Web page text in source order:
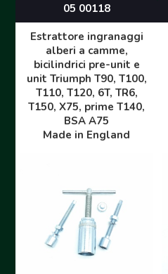
05 00118
Estrattore ingranaggi
alberi a camme,
bicilindrici pre-unit e
unit Triumph T90, T100,
T110, T120, 6T, TR6,
T150, X75, prime T140,
BSA A75
Made in England